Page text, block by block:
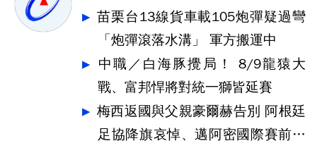
苗栗台13線貨車載105炮彈疑過彎
「炮彈滾落水溝」 軍方搬運中
中職／白海豚攪局！ 8/9龍猿大
戰、富邦悍將對統一獅皆延賽
梅西返國與父親豪爾赫告別 阿根廷
足協降旗哀悼、邁阿密國際賽前默